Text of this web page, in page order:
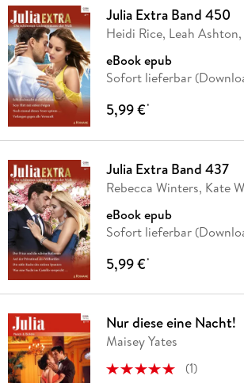
Julia Extra Band 450
Heidi Rice, Leah
eBook epub
Sofort lieferbar
5,99 €*
Julia Extra Band 437
Rebecca Winters, Kate
eBook epub
Sofort lieferbar
5,99 €*
Nur diese eine Nacht!
Maisey Yates
(1)